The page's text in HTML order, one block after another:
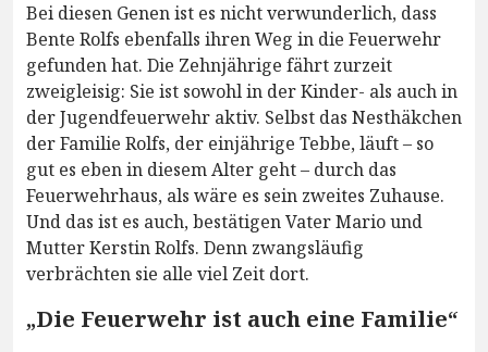
Bei diesen Genen ist es nicht verwunderlich, dass
Bente Rolfs ebenfalls ihren Weg in die Feuerwehr
gefunden hat. Die Zehnjährige fährt zurzeit
zweigleisig: Sie ist sowohl in der Kinder- als auch in
der Jugendfeuerwehr aktiv. Selbst das Nesthäkchen
der Familie Rolfs, der einjährige Tebbe, läuft – so
gut es eben in diesem Alter geht – durch das
Feuerwehrhaus, als wäre es sein zweites Zuhause.
Und das ist es auch, bestätigen Vater Mario und
Mutter Kerstin Rolfs. Denn zwangsläufig
verbrächten sie alle viel Zeit dort.
„Die Feuerwehr ist auch eine Familie“